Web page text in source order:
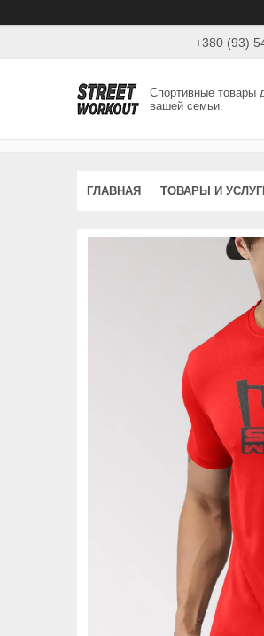
+380 (93)
Спортивные товары
вашей семьи.
ГЛАВНАЯ ТОВАРЫ И